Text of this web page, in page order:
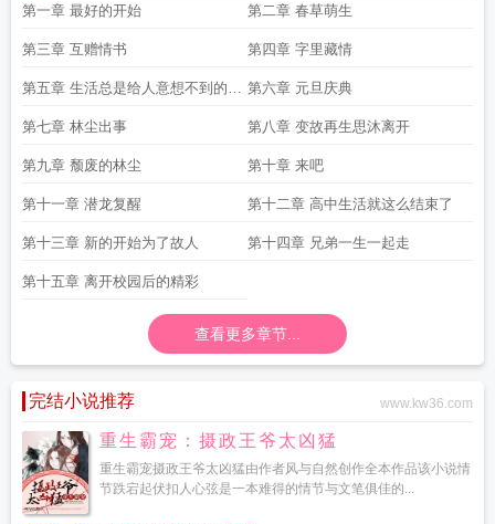
第一章 最好的开始 第二章 春草萌生
第三章 互赠情书 第四章 字里藏情
第五章 生活总是给人意想不到的惊
喜
第六章 元旦庆典
第七章 林尘出事 第八章 变故再生思沐离开
第九章 颓废的林尘 第十章 来吧
第十一章 潜龙复醒 第十二章 高中生活就这么结束了
第十三章 新的开始为了故人 第十四章 兄弟一生一起走
第十五章 离开校园后的精彩
查看更多章节...
完结小说推荐 www.kw36.com
重生霸宠：摄政王爷太凶猛
重生霸宠摄政王爷太凶猛由作者风与自然创作全本作品该小说情
节跌宕起伏扣人心弦是一本难得的情节与文笔俱佳的...